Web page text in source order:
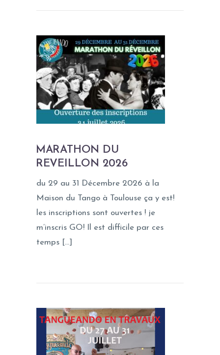
MARATHON DU
REVEILLON 2026
du 29 au 31 Décembre 2026 à la
Maison du Tango à Toulouse ça y est!
les inscriptions sont ouvertes ! je
m’inscris GO! Il est difficile par ces
temps […]